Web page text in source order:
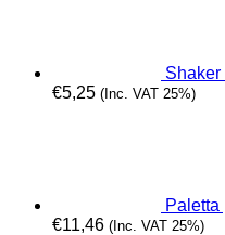
Shaker
€5,25 (Inc. VAT 25%)
€11,46 (Inc. VAT 25%)